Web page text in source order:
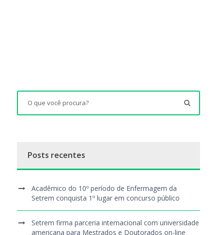
Posts recentes
Acadêmico do 10º período de Enfermagem da
Setrem conquista 1º lugar em concurso público
Setrem firma parceria internacional com universidade
americana para Mestrados e Doutorados on-line